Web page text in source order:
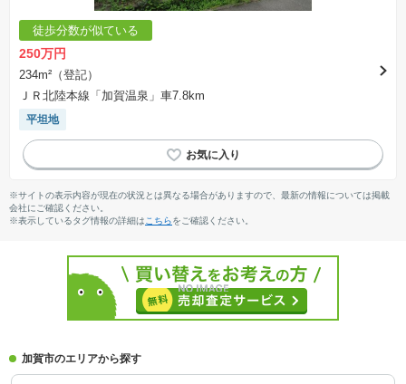
徒歩分数が似ている
250万円
234m²（登記）
ＪＲ北陸本線「加賀温泉」車7.8km
平坦地
※サイトの表示内容が現在の状況とは異なる場合がありますので、最新の情報については掲載
会社にご確認ください。
※表示しているタグ情報の詳細は こちらをご確認ください。
加賀市のエリアから探す